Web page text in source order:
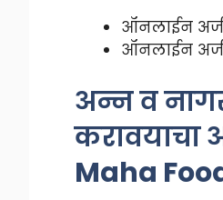
ऑनलाईन अर्ज
ऑनलाईन
अन्न व
करावयाचा
Maha